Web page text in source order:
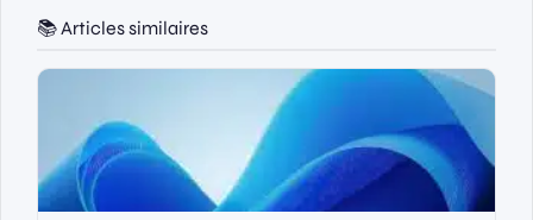
📚 Articles similaires